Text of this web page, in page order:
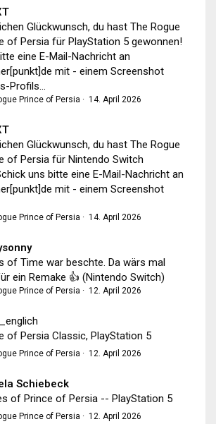
Glückwunsch, du hast The Rogue
of Persia für PlayStation 5 gewonnen!
eine E-Mail-Nachricht an
mit - einem Screenshot
Profils...
Prince of Persia · 14. April 2026
Glückwunsch, du hast The Rogue
of Persia für Nintendo Switch
uns bitte eine E-Mail-Nachricht an
mit - einem Screenshot
Prince of Persia · 14. April 2026
of Time war beschte. Da wärs mal
ein Remake 👍 (Nintendo Switch)
Prince of Persia · 12. April 2026
of Persia Classic, PlayStation 5
Prince of Persia · 12. April 2026
Schiebeck
of Prince of Persia -- PlayStation 5
Prince of Persia · 12. April 2026